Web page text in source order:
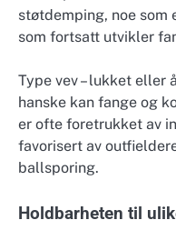
støtdemping, noe som
som fortsatt utvikler
Type vev – lukket eller
hanske kan fange og
er ofte foretrukket av
favorisert av
ballsporing.
Holdbarheten til